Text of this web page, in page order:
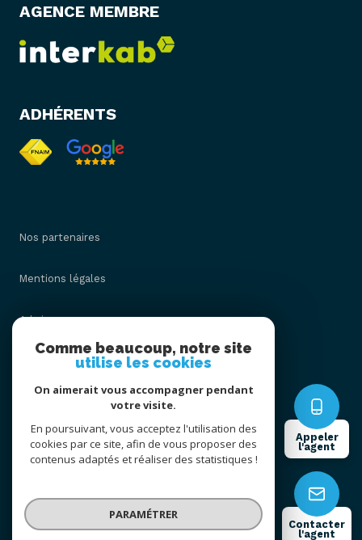
Appeler
l'agent
Contacter
l'agent
AGENCE MEMBRE
ADHÉRENTS
Nos partenaires
Mentions légales
Admin
Nos honoraires
Cookies
© 2026 | Tous droits réservés
Comme beaucoup, notre site
utilise les cookies
On aimerait vous accompagner pendant
votre visite.
En poursuivant, vous acceptez l'utilisation des
cookies par ce site, afin de vous proposer des
contenus adaptés et réaliser des statistiques !
PARAMÉTRER